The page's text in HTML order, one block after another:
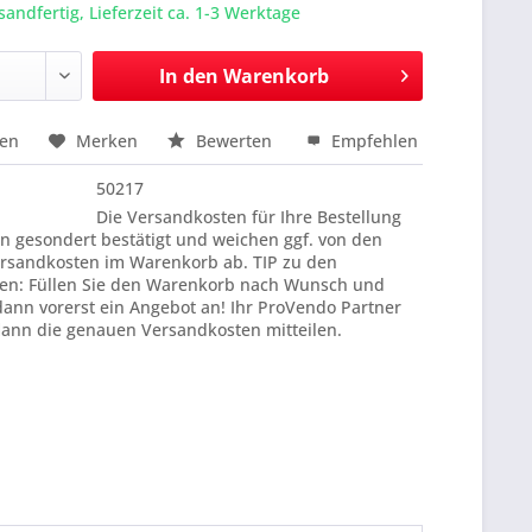
Lieferzeit ca. 1-3 Werktage
In den Warenkorb
Merken Bewerten Empfehlen
50217
Die Versandkosten für Ihre Bestellung
gesondert bestätigt und weichen ggf. von den
im Warenkorb ab. TIP zu den
Füllen Sie den Warenkorb nach Wunsch und
vorerst ein Angebot an! Ihr ProVendo Partner
die genauen Versandkosten mitteilen.